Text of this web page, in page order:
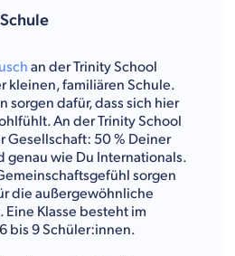
an der Trinity School
kleinen, familiären Schule.
sorgen dafür, dass sich hier
An der Trinity School
Gesellschaft: 50 % Deiner
wie Du Internationals.
sorgen
die außergewöhnliche
Klasse besteht im
bis 9 Schüler:innen.